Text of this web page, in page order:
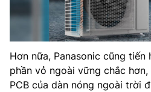
Hơn nữa, Panasonic cũng
phần vỏ ngoài vững chắc
PCB của dàn nóng ngoài trời